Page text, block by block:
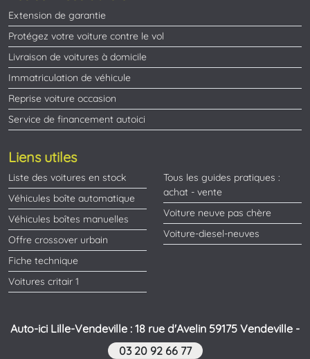
Extension de garantie
Protégez votre voiture contre le vol
Livraison de voitures à domicile
Immatriculation de véhicule
Reprise voiture occasion
Service de financement autoici
Liens utiles
Liste des voitures en stock
Véhicules boîte automatique
Véhicules boîtes manuelles
Offre crossover urbain
Fiche technique
Voitures critair 1
Tous les guides pratiques :
achat - vente
Voiture neuve pas chère
Voiture-diesel-neuves
Auto-ici Lille-Vendeville : 18 rue d'Avelin 59175 Vendeville -
03 20 92 66 77